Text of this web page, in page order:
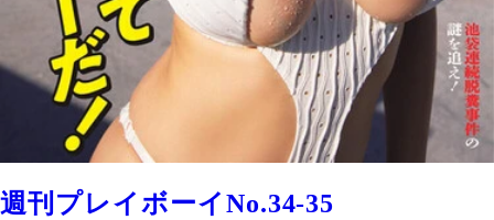
週刊プレイボーイNo.34-35